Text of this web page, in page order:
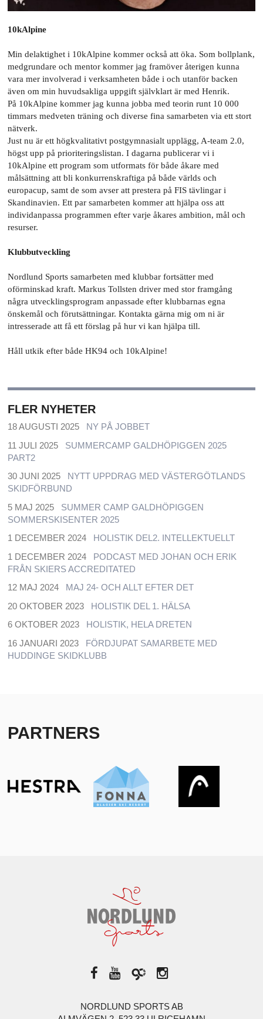
10kAlpine
Min delaktighet i 10kAlpine kommer också att öka. Som bollplank,
medgrundare och mentor kommer jag framöver återigen kunna
vara mer involverad i verksamheten både i och utanför backen
även om min huvudsakliga uppgift självklart är med Henrik.
På 10kAlpine kommer jag kunna jobba med teorin runt 10 000
timmars medveten träning och diverse fina samarbeten via ett stort
nätverk.
Just nu är ett högkvalitativt postgymnasialt upplägg, A-team 2.0,
högst upp på prioriteringslistan. I dagarna publicerar vi i
10kAlpine ett program som utformats för både åkare med
målsättning att bli konkurrenskraftiga på både världs och
europacup, samt de som avser att prestera på FIS tävlingar i
Skandinavien. Ett par samarbeten kommer att hjälpa oss att
individanpassa programmen efter varje åkares ambition, mål och
resurser.
Klubbutveckling
Nordlund Sports samarbeten med klubbar fortsätter med
oförminskad kraft. Markus Tollsten driver med stor framgång
några utvecklingsprogram anpassade efter klubbarnas egna
önskemål och förutsättningar. Kontakta gärna mig om ni är
intresserade att få ett förslag på hur vi kan hjälpa till.
Håll utkik efter både HK94 och 10kAlpine!
FLER NYHETER
18 AUGUSTI 2025
NY PÅ JOBBET
11 JULI 2025
SUMMERCAMP GALDHÖPIGGEN 2025
PART2
30 JUNI 2025
NYTT UPPDRAG MED VÄSTERGÖTLANDS
SKIDFÖRBUND
5 MAJ 2025
SUMMER CAMP GALDHÖPIGGEN
SOMMERSKISENTER 2025
1 DECEMBER 2024
HOLISTIK DEL2. INTELLEKTUELLT
1 DECEMBER 2024
PODCAST MED JOHAN OCH ERIK
FRÅN SKIERS ACCREDITATED
12 MAJ 2024
MAJ 24- OCH ALLT EFTER DET
20 OKTOBER 2023
HOLISTIK DEL 1. HÄLSA
6 OKTOBER 2023
HOLISTIK, HELA DRETEN
16 JANUARI 2023
FÖRDJUPAT SAMARBETE MED
HUDDINGE SKIDKLUBB
PARTNERS
NORDLUND SPORTS AB